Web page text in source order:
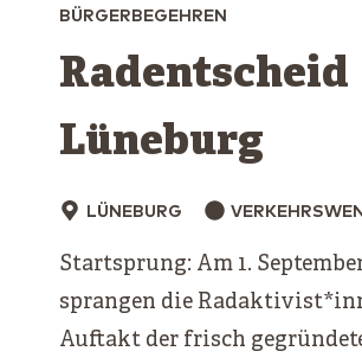
BÜRGERBEGEHREN
Radentscheid
Lüneburg
LÜNEBURG
Startsprung: Am 1.
sprangen die
Auftakt der frisch